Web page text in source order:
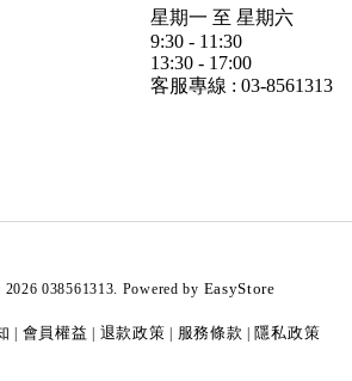
星期一 至 星期六
9:30 - 11:30
13:30 - 17:00
客服專線 : 03-8561313
038561313. Powered by EasyStore
會員權益 退款政策 服務條款 隱私政策